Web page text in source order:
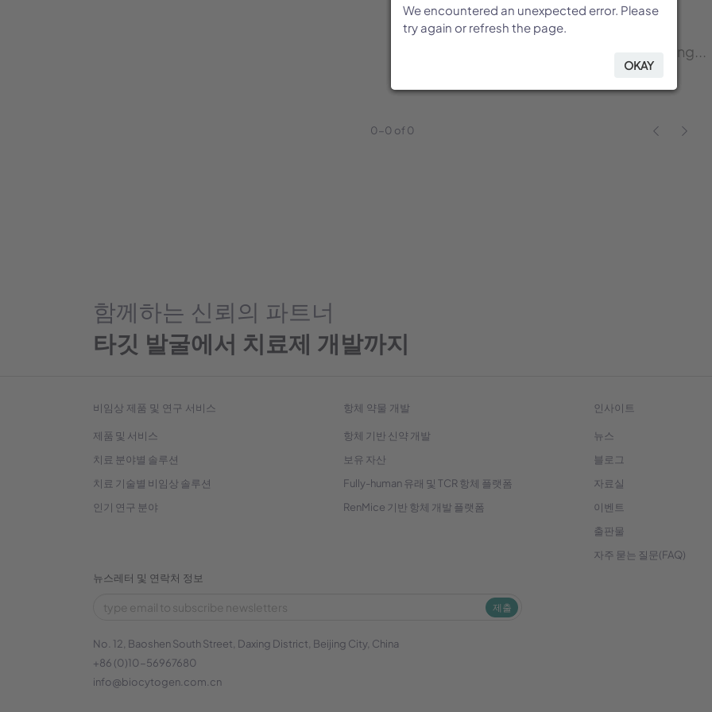
0-0 of 0
함께하는 신뢰의 파트너
타깃 발굴에서 치료제 개발까지
비임상 제품 및 연구 서비스
제품 및 서비스
치료 분야별 솔루션
치료 기술별 비임상 솔루션
인기 연구 분야
항체 약물 개발
항체 기반 신약 개발
보유 자산
Fully-human 유래 및 TCR 항체 플랫폼
RenMice 기반 항체 개발 플랫폼
인사이트
뉴스
블로그
자료실
이벤트
출판물
자주 묻는 질문(FAQ)
뉴스레터 및 연락처 정보
제출
No. 12, Baoshen South Street, Daxing District, Beijing City, China
+86 (0)10-56967680
info@biocytogen.com.cn
We encountered an unexpected error. Please
try again or refresh the page.
OKAY
We encountered an unexpected error. Please
try again or refresh the page.
OKAY
We encountered an unexpected error. Please
try again or refresh the page.
OKAY
Dictionary request failed
We encountered an unexpected error. Please
try again or refresh the page.
OKAY
We encountered an unexpected error. Please
try again or refresh the page.
OKAY